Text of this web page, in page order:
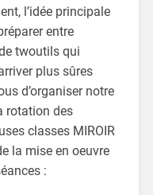
l’idée principale
entre
twoutils qui
plus sûres
d’organiser notre
rotation des
classes MIROIR
la mise en oeuvre
: